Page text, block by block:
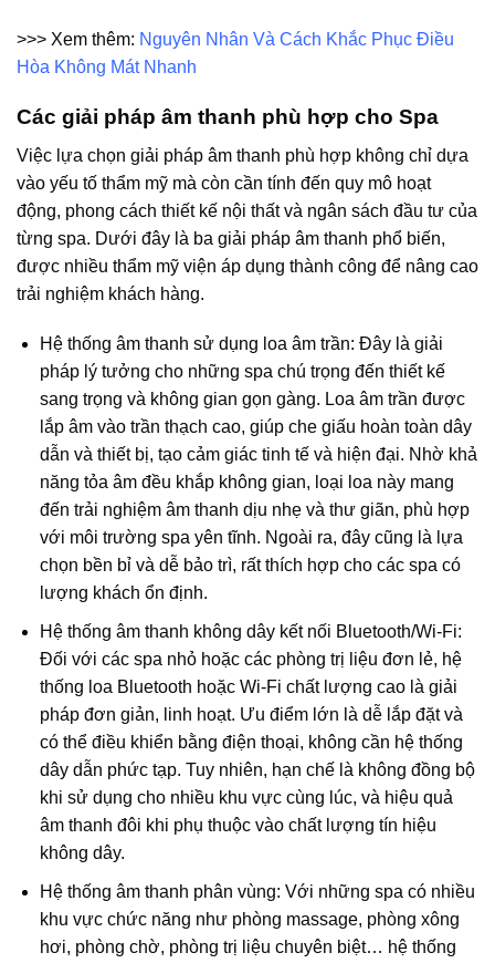
>>> Xem thêm: Nguyên Nhân Và Cách Khắc Phục Điều
Hòa Không Mát Nhanh
Các giải pháp âm thanh phù hợp cho Spa
Việc lựa chọn giải pháp âm thanh phù hợp không chỉ dựa
vào yếu tố thẩm mỹ mà còn cần tính đến quy mô hoạt
động, phong cách thiết kế nội thất và ngân sách đầu tư của
từng spa. Dưới đây là ba giải pháp âm thanh phổ biến,
được nhiều thẩm mỹ viện áp dụng thành công để nâng cao
trải nghiệm khách hàng.
Hệ thống âm thanh sử dụng loa âm trần: Đây là giải
pháp lý tưởng cho những spa chú trọng đến thiết kế
sang trọng và không gian gọn gàng. Loa âm trần được
lắp âm vào trần thạch cao, giúp che giấu hoàn toàn dây
dẫn và thiết bị, tạo cảm giác tinh tế và hiện đại. Nhờ khả
năng tỏa âm đều khắp không gian, loại loa này mang
đến trải nghiệm âm thanh dịu nhẹ và thư giãn, phù hợp
với môi trường spa yên tĩnh. Ngoài ra, đây cũng là lựa
chọn bền bỉ và dễ bảo trì, rất thích hợp cho các spa có
lượng khách ổn định.
Hệ thống âm thanh không dây kết nối Bluetooth/Wi-Fi:
Đối với các spa nhỏ hoặc các phòng trị liệu đơn lẻ, hệ
thống loa Bluetooth hoặc Wi-Fi chất lượng cao là giải
pháp đơn giản, linh hoạt. Ưu điểm lớn là dễ lắp đặt và
có thể điều khiển bằng điện thoại, không cần hệ thống
dây dẫn phức tạp. Tuy nhiên, hạn chế là không đồng bộ
khi sử dụng cho nhiều khu vực cùng lúc, và hiệu quả
âm thanh đôi khi phụ thuộc vào chất lượng tín hiệu
không dây.
Hệ thống âm thanh phân vùng: Với những spa có nhiều
khu vực chức năng như phòng massage, phòng xông
hơi, phòng chờ, phòng trị liệu chuyên biệt… hệ thống